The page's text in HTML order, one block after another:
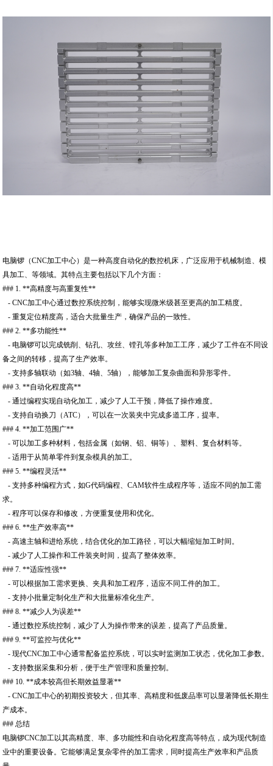
电脑锣（CNC加工中心）是一种高度自动化的数控机床，广泛应用于机械制造、模
具加工、等领域。其特点主要包括以下几个方面：
### 1. **高精度与高重复性**
- CNC加工中心通过数控系统控制，能够实现微米级甚至更高的加工精度。
- 重复定位精度高，适合大批量生产，确保产品的一致性。
### 2. **多功能性**
- 电脑锣可以完成铣削、钻孔、攻丝、镗孔等多种加工工序，减少了工件在不同设
备之间的转移，提高了生产效率。
- 支持多轴联动（如3轴、4轴、5轴），能够加工复杂曲面和异形零件。
### 3. **自动化程度高**
- 通过编程实现自动化加工，减少了人工干预，降低了操作难度。
- 支持自动换刀（ATC），可以在一次装夹中完成多道工序，提率。
### 4. **加工范围广**
- 可以加工多种材料，包括金属（如钢、铝、铜等）、塑料、复合材料等。
- 适用于从简单零件到复杂模具的加工。
### 5. **编程灵活**
- 支持多种编程方式，如G代码编程、CAM软件生成程序等，适应不同的加工需
求。
- 程序可以保存和修改，方便重复使用和优化。
### 6. **生产效率高**
- 高速主轴和进给系统，结合优化的加工路径，可以大幅缩短加工时间。
- 减少了人工操作和工件装夹时间，提高了整体效率。
### 7. **适应性强**
- 可以根据加工需求更换、夹具和加工程序，适应不同工件的加工。
- 支持小批量定制化生产和大批量标准化生产。
### 8. **减少人为误差**
- 通过数控系统控制，减少了人为操作带来的误差，提高了产品质量。
### 9. **可监控与优化**
- 现代CNC加工中心通常配备监控系统，可以实时监测加工状态，优化加工参数。
- 支持数据采集和分析，便于生产管理和质量控制。
### 10. **成本较高但长期效益显著**
- CNC加工中心的初期投资较大，但其率、高精度和低废品率可以显著降低长期生
产成本。
### 总结
电脑锣CNC加工以其高精度、率、多功能性和自动化程度高等特点，成为现代制造
业中的重要设备。它能够满足复杂零件的加工需求，同时提高生产效率和产品质